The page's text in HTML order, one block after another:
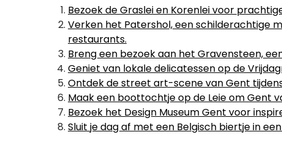
Bezoek de Graslei en Korenlei voor
Verken het Patershol, een schilderachtige
restaurants.
Breng een bezoek aan het Gravensteen,
Geniet van lokale delicatessen op de
Ontdek de street art-scene van Gent
Maak een boottochtje op de Leie om Gent
Bezoek het Design Museum Gent voor
Sluit je dag af met een Belgisch biertje in